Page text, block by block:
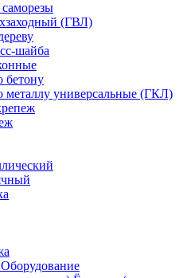
(ГВЛ)
шайба
бетону
металлу универсальные (ГКЛ)